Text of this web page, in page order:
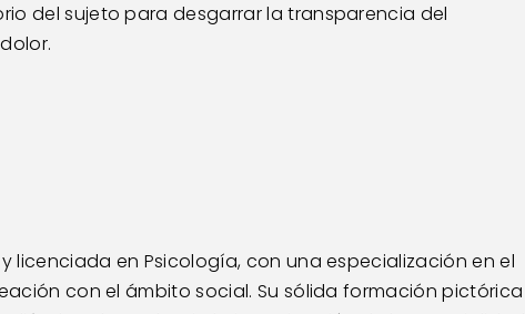
del sujeto para desgarrar la transparencia del
y licenciada en Psicología, con una especialización en el
con el ámbito social. Su sólida formación pictórica